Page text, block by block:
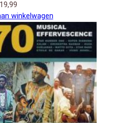
19,99
winkelwagen